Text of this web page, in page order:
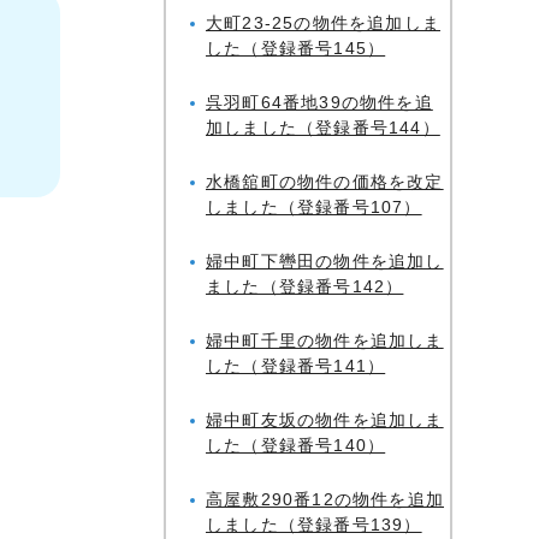
大町23-25の物件を追加しま
した（登録番号145）
呉羽町64番地39の物件を追
加しました（登録番号144）
水橋舘町の物件の価格を改定
しました（登録番号107）
婦中町下轡田の物件を追加し
ました（登録番号142）
婦中町千里の物件を追加しま
した（登録番号141）
婦中町友坂の物件を追加しま
した（登録番号140）
高屋敷290番12の物件を追加
しました（登録番号139）